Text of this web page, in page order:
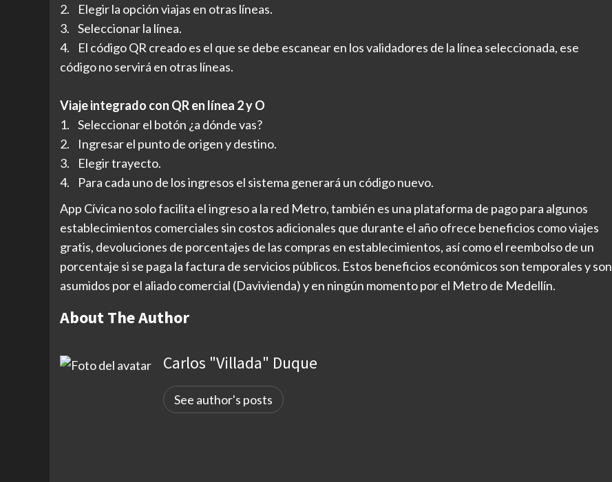
2. Elegir la opción viajas en otras líneas.
3. Seleccionar la línea.
4. El código QR creado es el que se debe escanear en los validadores de la línea seleccionada, ese
código no servirá en otras líneas.
Viaje integrado con QR en línea 2 y O
1. Seleccionar el botón ¿a dónde vas?
2. Ingresar el punto de origen y destino.
3. Elegir trayecto.
4. Para cada uno de los ingresos el sistema generará un código nuevo.
App Cívica no solo facilita el ingreso a la red Metro, también es una plataforma de pago para algunos
establecimientos comerciales sin costos adicionales que durante el año ofrece beneficios como viajes
gratis, devoluciones de porcentajes de las compras en establecimientos, así como el reembolso de un
porcentaje si se paga la factura de servicios públicos. Estos beneficios económicos son temporales y son
asumidos por el aliado comercial (Davivienda) y en ningún momento por el Metro de Medellín.
About The Author
Carlos "Villada" Duque
See author's posts